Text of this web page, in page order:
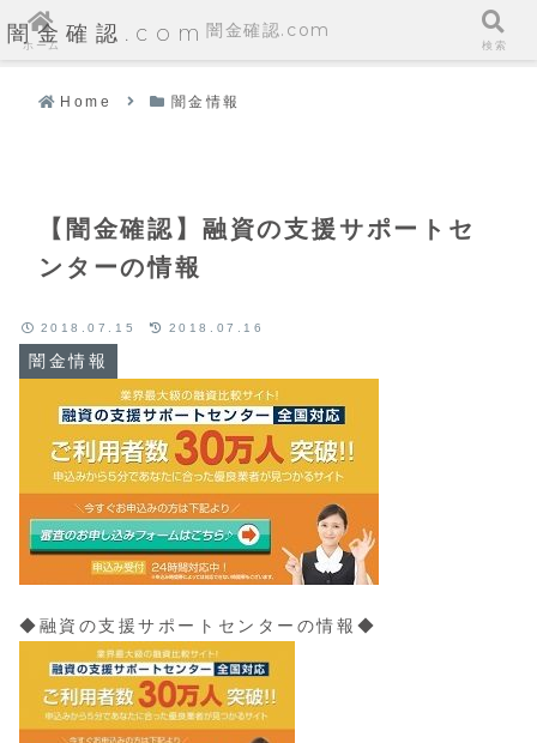
闇金確認.com
Home 闇金情報
【闇金確認】融資の支援サポートセ
ンターの情報
闇金情報
2018.07.15 2018.07.16
◆融資の支援サポートセンターの情報◆
ホーム
闇金確認.com
検索